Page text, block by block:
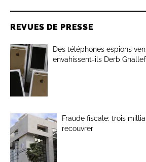
REVUES DE PRESSE
Des téléphones espions
envahissent-ils Derb
Fraude fiscale: trois
recouvrer